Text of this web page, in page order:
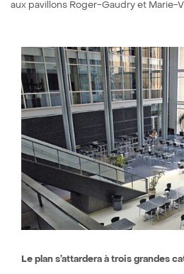
aux pavillons Roger-Gaudry et Marie-
Le plan s’attardera à trois grandes